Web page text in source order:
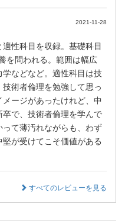
2021-11-28
性科目を収録。基礎科目
を問われる。範囲は幅広
などなど。適性科目は技
術者倫理を勉強して思っ
ージがあったけれど、中
で、技術者倫理を学んで
て薄汚れながらも、わず
が受けてこそ価値がある
すべてのレビューを見る